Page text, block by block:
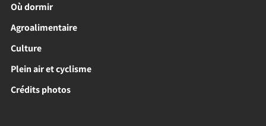
Où dormir
Agroalimentaire
Culture
Plein air et cyclisme
Crédits photos